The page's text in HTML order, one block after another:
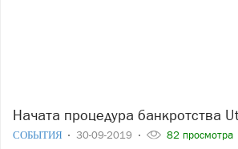
Начата процедура банкротства
СОБЫТИЯ 30-09-2019 82 просмотра